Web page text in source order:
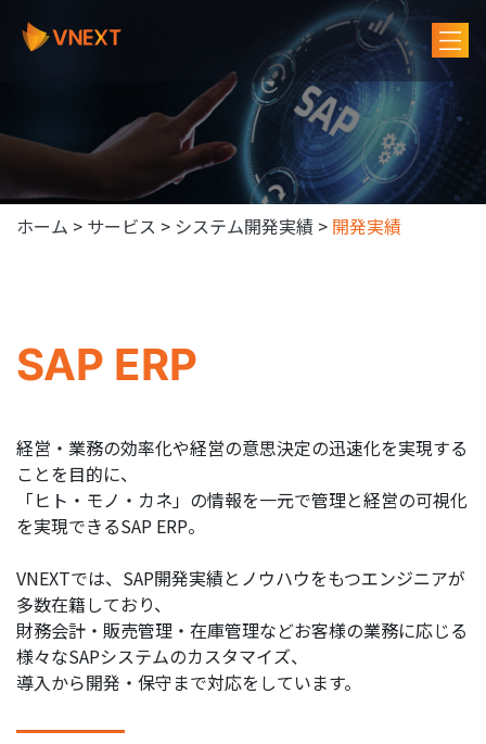
ホーム > サービス > システム開発実績 > 開発実績
SAP ERP
経営・業務の効率化や経営の意思決定の迅速化を実現する
ことを目的に、
「ヒト・モノ・カネ」の情報を一元で管理と経営の可視化
を実現できるSAP ERP。
VNEXTでは、SAP開発実績とノウハウをもつエンジニアが
多数在籍しており、
財務会計・販売管理・在庫管理などお客様の業務に応じる
様々なSAPシステムのカスタマイズ、
導入から開発・保守まで対応をしています。